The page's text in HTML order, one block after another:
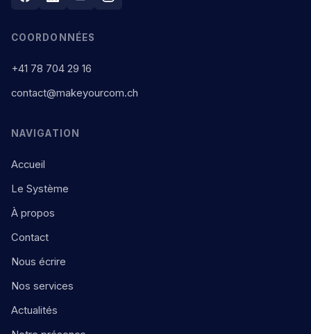
COORDONNÉES
+41 78 704 29 16
contact@makeyourcom.ch
NAVIGATION
Accueil
Le Système
À propos
Contact
Nous écrire
Nos services
Actualités